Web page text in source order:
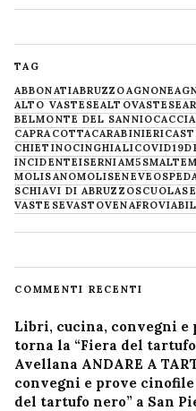
TAG
ABBONATIABRUZZOAGNONE
ALTO VASTESEALTOVASTESE
BELMONTE DEL SANNIOCACCIA
CAPRACOTTACARABINIERI
CHIETINOCINGHIALICOVID19
INCIDENTEISERNIAM5S
MOLISANOMOLISENEVE
SCHIAVI DI ABRUZZOSCUOLA
VASTESEVASTOVENAFRO
COMMENTI RECENTI
Libri, cucina, convegni
torna la “Fiera del
Avellana ANDARE A
convegni e prove
del tartufo nero” a San